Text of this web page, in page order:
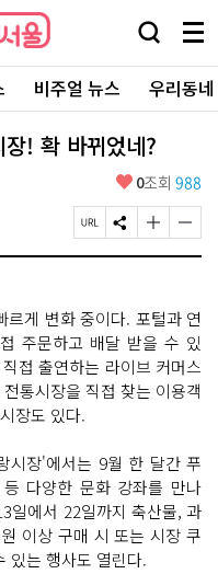
검
창
열
기
메
뉴
전
체
보
비주얼 뉴스 우리동
! 확 바뀌었네?
좋
요
0조회 988
페
이
L
복
사
S
N
유
하
기
글
자
크
게
변
경
하
기
글
자
작
게
변
경
하
기
르게 변화 중이다. 포털과 연
주문하고 배달 받을 수 있
접 출연하는 라이브 커머스
통시장을 직접 찾는 이용객
장도 있다.
시장'에서는 9월 한 달간 푸
다양한 문화 강좌를 만나
일에서 22일까지 축산물, 과
이상 구매 시 또는 시장 쿠
있는 행사도 열린다.